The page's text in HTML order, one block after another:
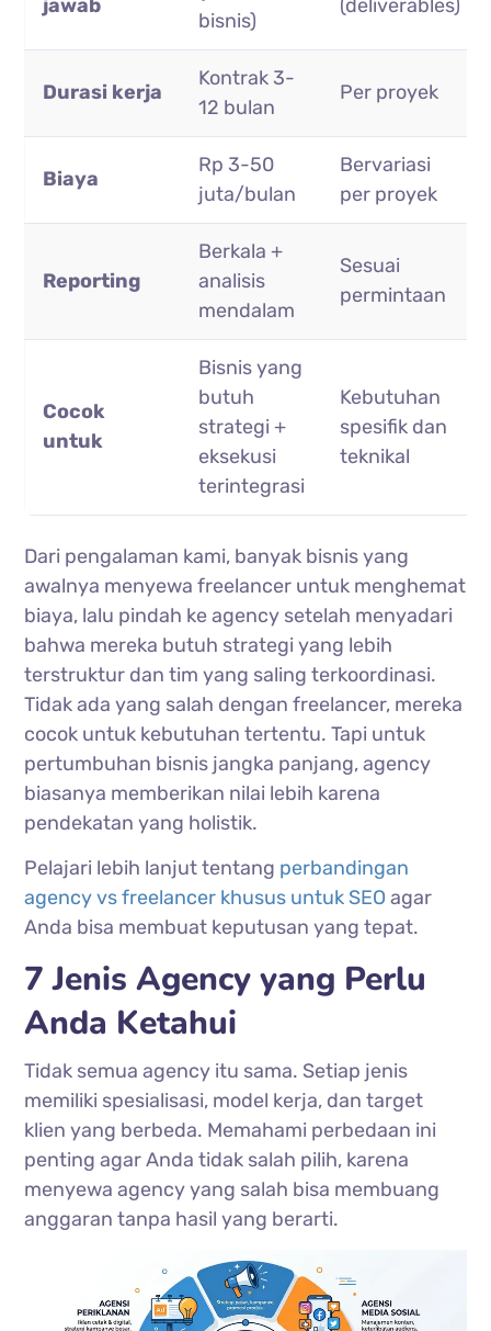
jawab
bisnis)
(deliverables)
Durasi kerja
Kontrak 3-
12 bulan
Per proyek
Biaya
Rp 3-50
juta/bulan
Bervariasi
per proyek
Reporting
Berkala +
analisis
mendalam
Sesuai
permintaan
Cocok
untuk
Bisnis yang
butuh
strategi +
eksekusi
terintegrasi
Kebutuhan
spesifik dan
teknikal
Dari pengalaman kami, banyak bisnis yang
awalnya menyewa freelancer untuk menghemat
biaya, lalu pindah ke agency setelah menyadari
bahwa mereka butuh strategi yang lebih
terstruktur dan tim yang saling terkoordinasi.
Tidak ada yang salah dengan freelancer, mereka
cocok untuk kebutuhan tertentu. Tapi untuk
pertumbuhan bisnis jangka panjang, agency
biasanya memberikan nilai lebih karena
pendekatan yang holistik.
Pelajari lebih lanjut tentang perbandingan
agency vs freelancer khusus untuk SEO agar
Anda bisa membuat keputusan yang tepat.
7 Jenis Agency yang Perlu
Anda Ketahui
Tidak semua agency itu sama. Setiap jenis
memiliki spesialisasi, model kerja, dan target
klien yang berbeda. Memahami perbedaan ini
penting agar Anda tidak salah pilih, karena
menyewa agency yang salah bisa membuang
anggaran tanpa hasil yang berarti.